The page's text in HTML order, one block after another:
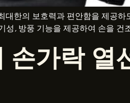
대한의 보호력과 편안함을 제공
, 방풍 기능을 제공하여 손을 건
손가락